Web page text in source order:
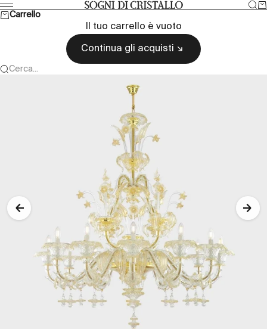
Vai al contenuto Sogni di cristallo
Menù
Carrello
Il tuo carrello è vuoto
Continua gli acquisti
Cerca...